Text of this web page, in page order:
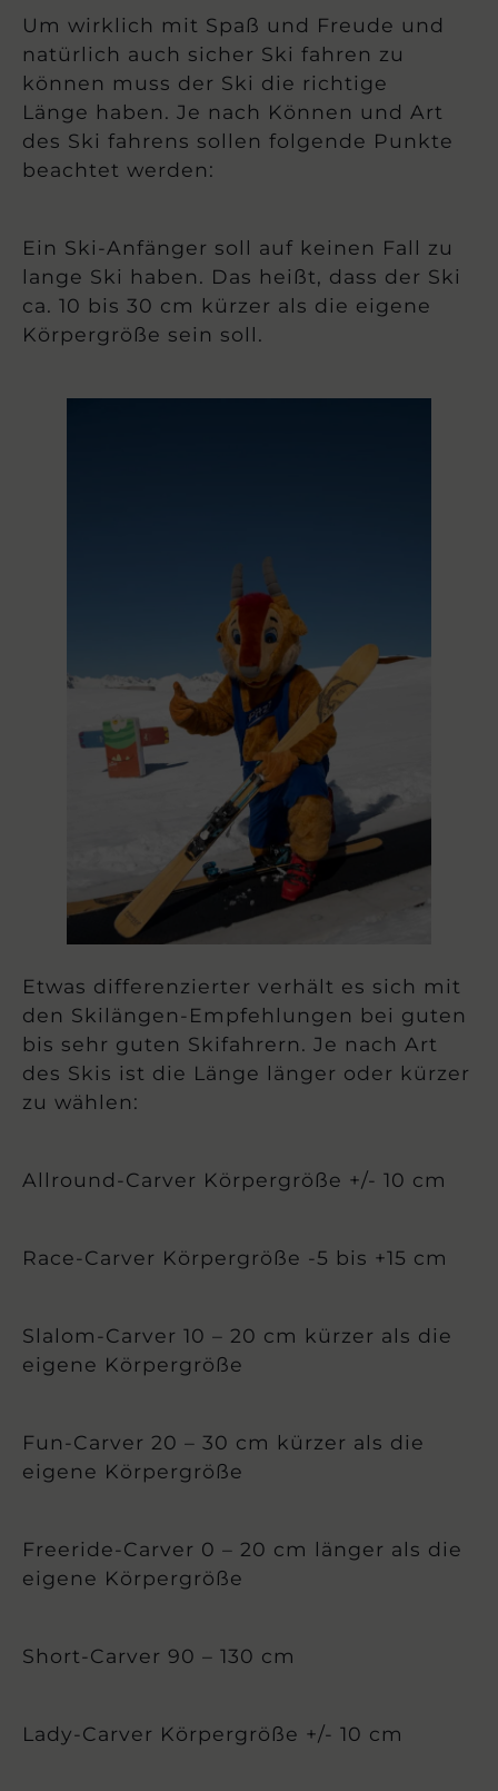
Um wirklich mit Spaß und Freude und
natürlich auch sicher Ski fahren zu
können muss der Ski die richtige
Länge haben. Je nach Können und Art
des Ski fahrens sollen folgende Punkte
beachtet werden:
Ein Ski-Anfänger soll auf keinen Fall zu
lange Ski haben. Das heißt, dass der Ski
ca. 10 bis 30 cm kürzer als die eigene
Körpergröße sein soll.
Etwas differenzierter verhält es sich mit
den Skilängen-Empfehlungen bei guten
bis sehr guten Skifahrern. Je nach Art
des Skis ist die Länge länger oder kürzer
zu wählen:
Allround-Carver Körpergröße +/- 10 cm
Race-Carver Körpergröße -5 bis +15 cm
Slalom-Carver 10 – 20 cm kürzer als die
eigene Körpergröße
Fun-Carver 20 – 30 cm kürzer als die
eigene Körpergröße
Freeride-Carver 0 – 20 cm länger als die
eigene Körpergröße
Short-Carver 90 – 130 cm
Lady-Carver Körpergröße +/- 10 cm